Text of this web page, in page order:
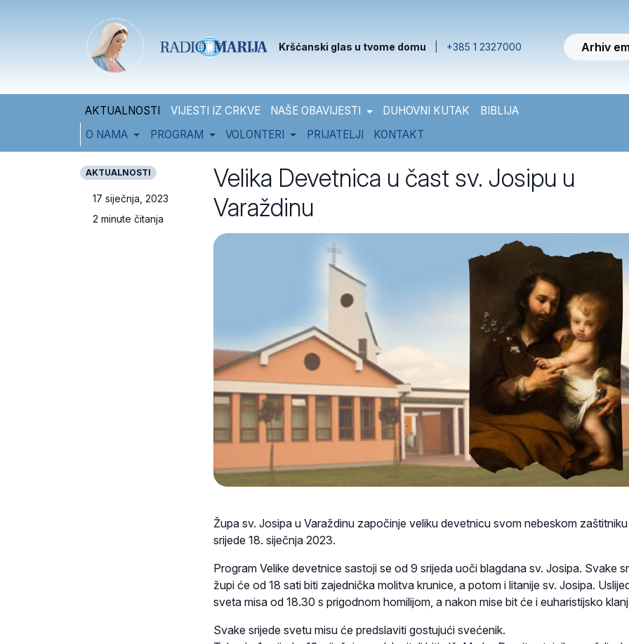
Kršćanski glas u tvome domu +385 1 2327000 Arhiv
AKTUALNOSTI VIJESTI IZ CRKVE NAŠE OBAVIJESTI DUHOVNI KUTAK
BIBLIJA
O NAMA
PROGRAM VOLONTERI PRIJATELJI KONTAKT
AKTUALNOSTI
17 siječnja, 2023
2 minute čitanja
Velika Devetnica u čast sv. Josipu u
Varaždinu
Župa sv. Josipa u Varaždinu započinje veliku devetnicu svom nebeskom
srijede 18. siječnja 2023.
Program Velike devetnice sastoji se od 9 srijeda uoči blagdana sv. Josipa. Svake
župi će od 18 sati biti zajednička molitva krunice, a potom i litanije sv. Josipa.
sveta misa od 18.30 s prigodnom homilijom, a nakon mise bit će i euharistijsko
Svake srijede svetu misu će predslaviti gostujući svećenik.